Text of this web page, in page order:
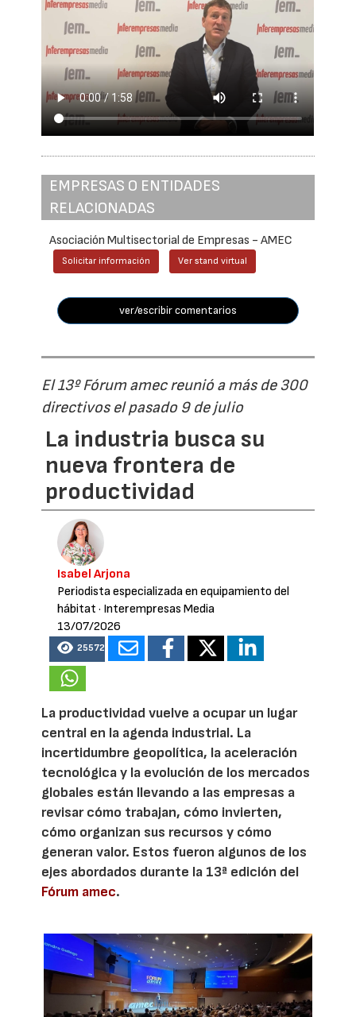
EMPRESAS O ENTIDADES
RELACIONADAS
Asociación Multisectorial de Empresas - AMEC
Solicitar información Ver stand virtual
ver/escribir comentarios
El 13º Fórum amec reunió a más de 300
directivos el pasado 9 de julio
La industria busca su
nueva frontera de
productividad
Isabel Arjona
Periodista especializada en equipamiento del
hábitat · Interempresas Media
13/07/2026
25572
La productividad vuelve a ocupar un lugar
central en la agenda industrial. La
incertidumbre geopolítica, la aceleración
tecnológica y la evolución de los mercados
globales están llevando a las empresas a
revisar cómo trabajan, cómo invierten,
cómo organizan sus recursos y cómo
generan valor. Estos fueron algunos de los
ejes abordados durante la 13ª edición del
Fórum amec.